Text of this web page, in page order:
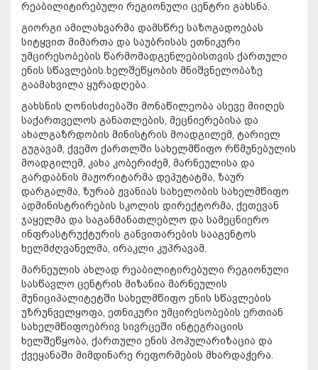
რეაბილიტირებული რეგიონული ცენტრი გახსნა.
გიორგი ამილახვარმა დამსწრე საზოგადოებას
სიტყვით მიმართა და საუბრისას ეთნიკური
უმცირესობების წარმომადგენლებისთვის ქართული
ენის სწავლების ხელშეწყობის მნიშვნელობაზე
გაამახვილა ყურადღება.
გახსნის ღონისძიებაში მონაწილეობა ასევე მიიღეს
საქართველოს განათლების, მეცნიერებისა და
ახალგაზრდობის მინისტრის მოადგილემ, ტარიელ
გუგავამ, ქვემო ქართლში სახელმწიფო რწმუნებულის
მოადგილემ, კახა კობერიძემ, მარნეულისა და
გარდაბნის მაჟორიტარმა დეპუტატმა, ზაურ
დარგალმა, ზურაბ ჟვანიას სახელობის სახელმწიფო
ადმინისტრირების სკოლის დირექტორმა, ქეთევან
ჯაყელმა და საგანმანათლებლო და სამეცნიერო
ინფრასტრუქტურის განვითარების სააგენტოს
ხელმძღვანელმა, ირაკლი კუპრავამ.
მარნეულის ახლად რეაბილიტირებული რეგიონული
სასწავლო ცენტრის მიზანია მარნეულის
მუნიციპალიტეტში სახელმწიფო ენის სწავლების
უზრუნველყოფა, ეთნიკური უმცირესობების ერთიან
სახელმწიფოებრივ სივრცეში ინტეგრაციის
ხელშეწყობა, ქართული ენის პოპულარიზაცია და
ქვეყანაში მიმდინარე რეფორმების მხარდაჭერა.